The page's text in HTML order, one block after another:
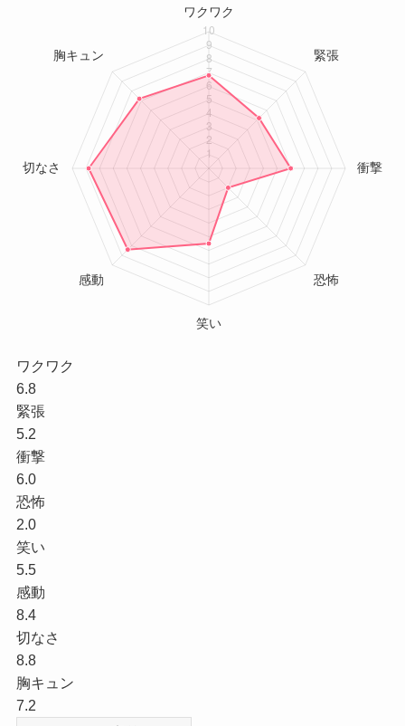
ワクワク
6.8
緊張
5.2
衝撃
6.0
恐怖
2.0
笑い
5.5
感動
8.4
切なさ
8.8
胸キュン
7.2